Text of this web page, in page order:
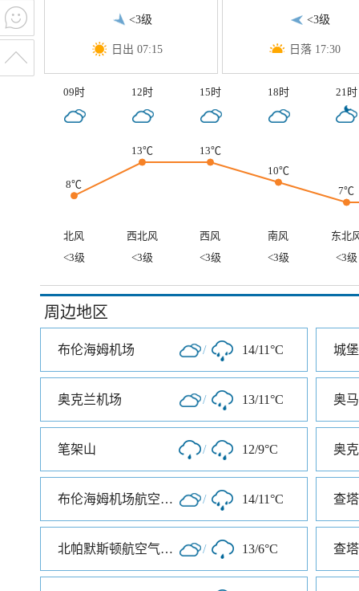
<3级
日出 07:15
<3级
日落 17:30
09时 12时 15时 18时 21时
8℃
13℃
13℃
10℃
7℃
北风 西北风 西风 南风
东北
<3级
<3级 <3级 <3级 <3级
周边地区
布伦海姆机场 / 14/11°C 城
奥克兰机场 / 13/11°C
笔架山 / 12/9°C 奥
布伦海姆机场航空气象处 / 14/11°C 查
北帕默斯顿航空气象处 / 13/6°C